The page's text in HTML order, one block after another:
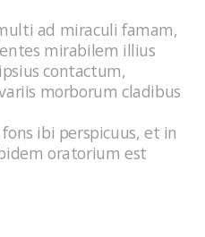
ad miraculi famam,
mirabilem illius
contactum,
morborum cladibus
ibi perspicuus, et in
oratorium est